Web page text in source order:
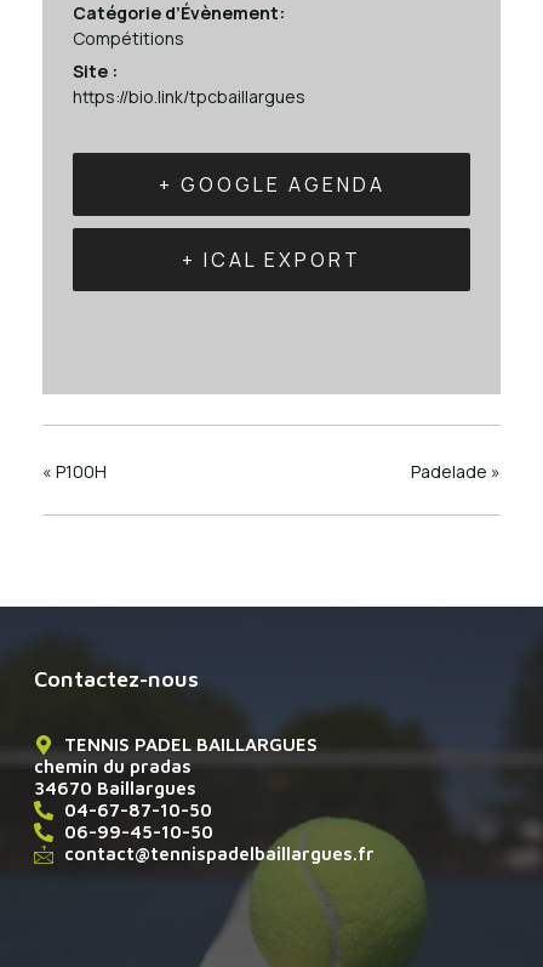
Catégorie d’Évènement:
Compétitions
Site :
https://bio.link/tpcbaillargues
+ GOOGLE AGENDA
+ ICAL EXPORT
« P100H Padelade »
Contactez-nous
TENNIS PADEL BAILLARGUES
chemin du pradas
34670 Baillargues
04-67-87-10-50
06-99-45-10-50
contact@tennispadelbaillargues.fr